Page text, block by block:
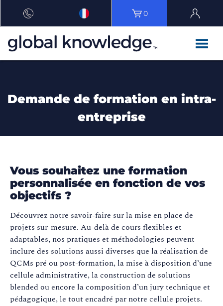
0
Demande de formation en intra-
entreprise
Vous souhaitez une formation
personnalisée en fonction de vos
objectifs ?
Découvrez notre savoir-faire sur la mise en place de
projets sur-mesure. Au-delà de cours flexibles et
adaptables, nos pratiques et méthodologies peuvent
inclure des solutions aussi diverses que la réalisation de
QCMs pré ou post-formation, la mise à disposition d’une
cellule administrative, la construction de solutions
blended ou encore la composition d’un jury technique et
pédagogique, le tout encadré par notre cellule projets.